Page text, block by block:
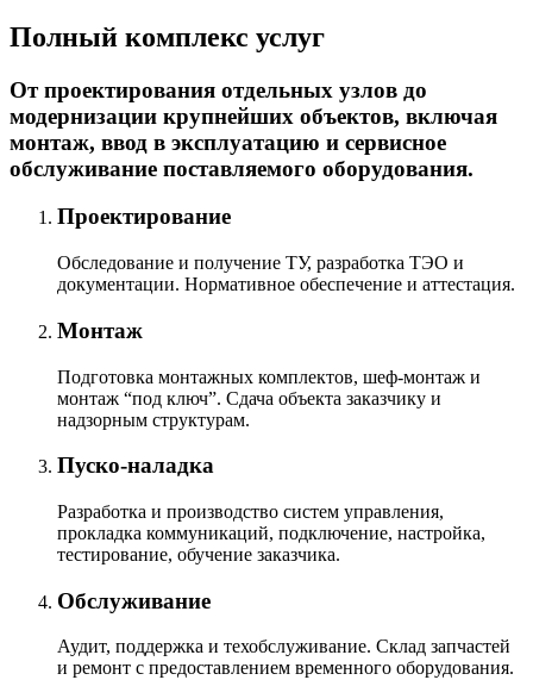
Полный комплекс услуг
От проектирования отдельных узлов до
модернизации крупнейших объектов, включая
монтаж, ввод в эксплуатацию и сервисное
обслуживание поставляемого оборудования.
Проектирование
Обследование и получение ТУ, разработка ТЭО и
документации. Нормативное обеспечение и аттестация.
Монтаж
Подготовка монтажных комплектов, шеф-монтаж и
монтаж “под ключ”. Сдача объекта заказчику и
надзорным структурам.
Пуско-наладка
Разработка и производство систем управления,
прокладка коммуникаций, подключение, настройка,
тестирование, обучение заказчика.
Обслуживание
Аудит, поддержка и техобслуживание. Склад запчастей
и ремонт с предоставлением временного оборудования.